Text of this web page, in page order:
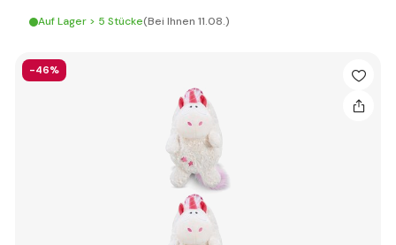
Auf Lager > 5 Stücke(Bei Ihnen 11.08.)
-46%